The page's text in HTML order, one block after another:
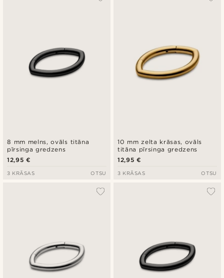
8 mm melns, ovāls titāna
pīrsinga gredzens
12,95 €
3 KRĀSAS OTSU
10 mm zelta krāsas, ovāls
titāna pīrsinga gredzens
12,95 €
3 KRĀSAS OTSU